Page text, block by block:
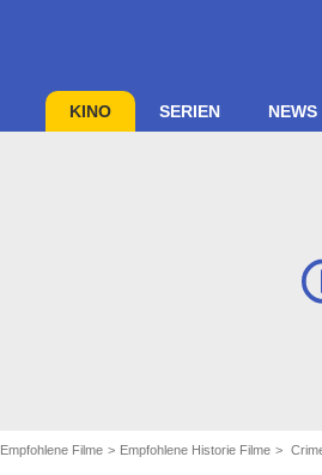
KINO SERIEN NEWS
Empfohlene Filme Empfohlene Historie Filme